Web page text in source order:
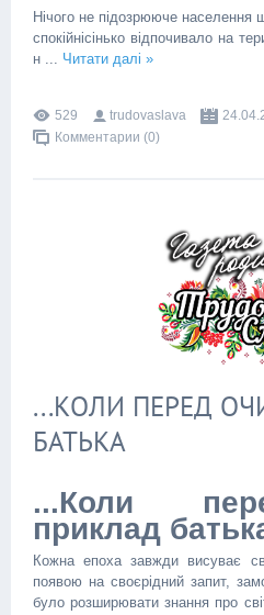
Нічого не підозрююче населення
спокійнісінько відпочивало на
н
Читати далі »
529 trudovaslava
Комментарии (0)
...КОЛИ ПЕРЕД
БАТЬКА
...Коли
приклад
Кожна епоха завжди висуває
появою на своєрідний запит,
було розширювати знання про